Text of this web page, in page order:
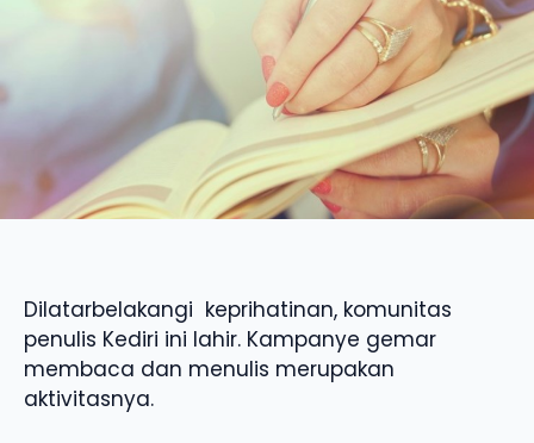
Dilatarbelakangi keprihatinan, komunitas
penulis Kediri ini lahir. Kampanye gemar
membaca dan menulis merupakan
aktivitasnya.